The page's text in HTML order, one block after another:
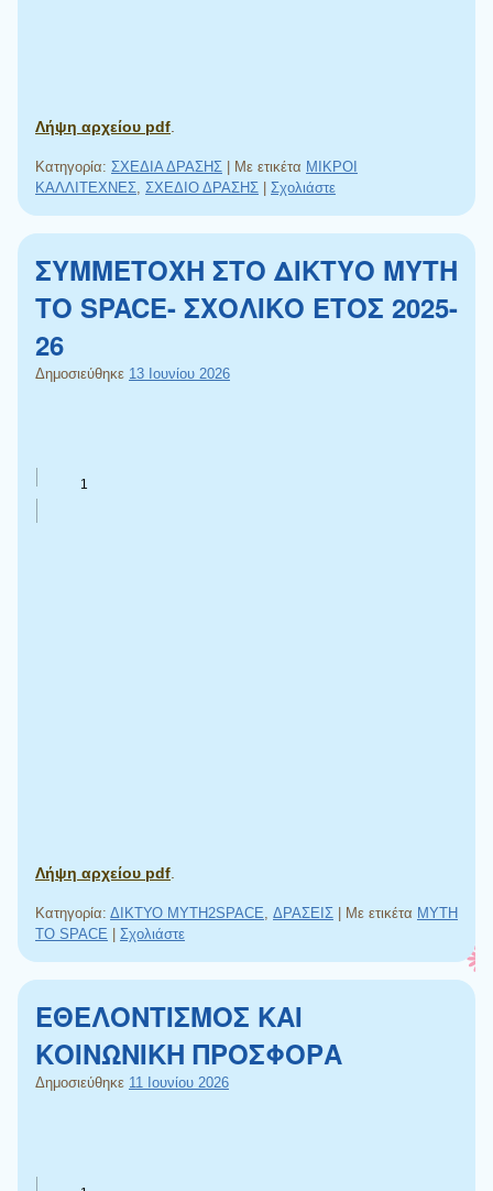
Λήψη αρχείου pdf
Κατηγορία: ΣΧΕΔΙΑ ΔΡΑΣΗΣ Με ετικέτα ΜΙΚΡΟΙ
ΚΑΛΛΙΤΕΧΝΕΣ ΣΧΕΔΙΟ ΔΡΑΣΗΣ Σχολιάστε
ΣΥΜΜΕΤΟΧΗ ΣΤΟ ΔΙΚΤΥΟ MYTH
TO SPACE- ΣΧΟΛΙΚΟ ΕΤΟΣ 2025-
26
Δημοσιεύθηκε 13 Ιουνίου 2026
Λήψη αρχείου pdf
Κατηγορία: ΔΙΚΤΥΟ MYTH2SPACE ΔΡΑΣΕΙΣ Με ετικέτα MYTH
TO SPACE
Σχολιάστε
ΕΘΕΛΟΝΤΙΣΜΟΣ ΚΑΙ
ΚΟΙΝΩΝΙΚΗ ΠΡΟΣΦΟΡΑ
Δημοσιεύθηκε 11 Ιουνίου 2026